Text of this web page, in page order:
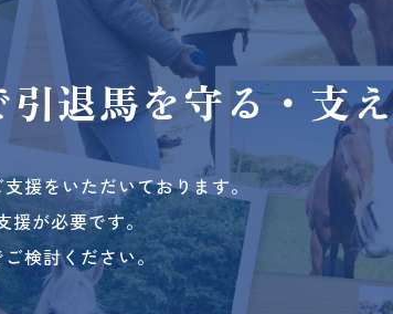
引退馬を守る・支
援をいただいております。
援が必要です。
検討ください。